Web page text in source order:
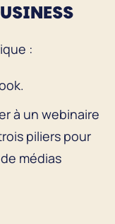
:
à un webinaire
piliers pour
médias